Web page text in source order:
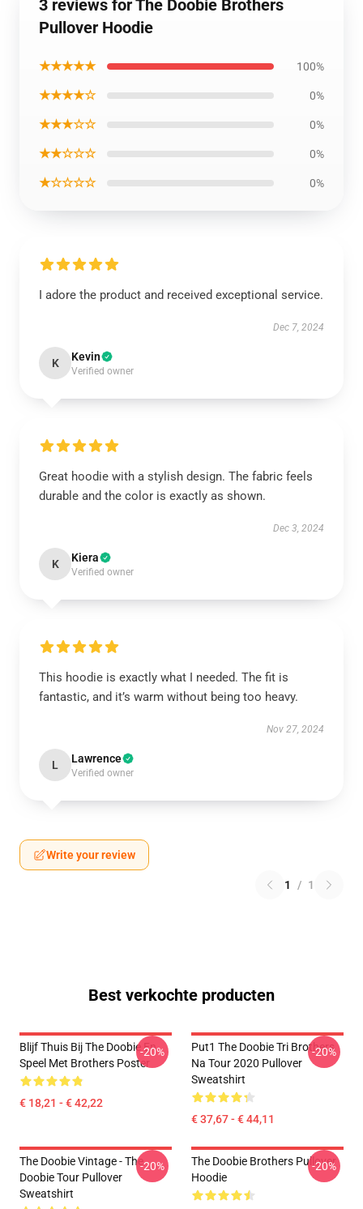
3 reviews for The Doobie Brothers
Pullover Hoodie
★★★★★ 100%
★★★★☆ 0%
★★★☆☆ 0%
★★☆☆☆ 0%
★☆☆☆☆ 0%
I adore the product and received exceptional service.
Dec 7, 2024
K Kevin
Verified owner
Great hoodie with a stylish design. The fabric feels
durable and the color is exactly as shown.
Dec 3, 2024
K Kiera
Verified owner
This hoodie is exactly what I needed. The fit is
fantastic, and it’s warm without being too heavy.
Nov 27, 2024
L Lawrence
Verified owner
Write your review
1 / 1
Best verkochte producten
Blijf Thuis Bij The Doobie En
Speel Met Brothers Poster
€ 18,21 - € 42,22
-20%
Put1 The Doobie Tri Brothers
Na Tour 2020 Pullover
Sweatshirt
€ 37,67 - € 44,11
-20%
The Doobie Vintage - The
Doobie Tour Pullover
Sweatshirt
-20%
The Doobie Brothers Pullover
Hoodie
-20%